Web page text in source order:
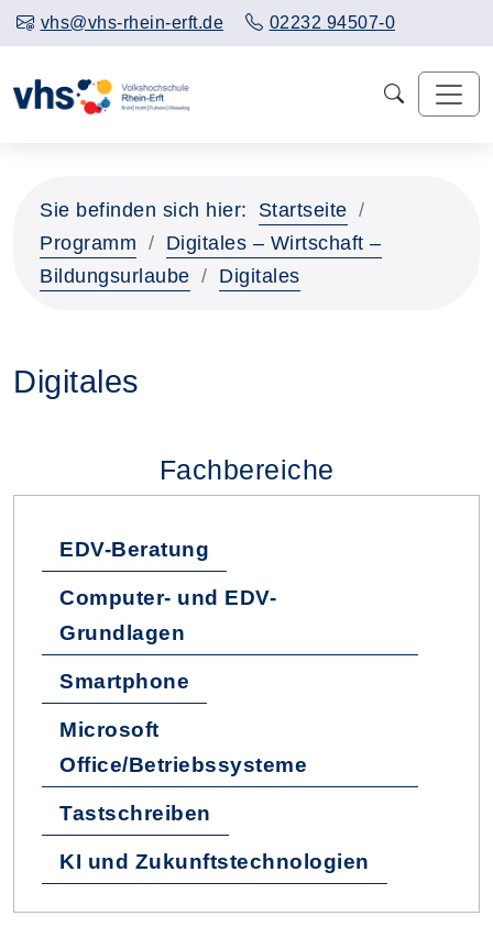
vhs@vhs-rhein-erft.de 02232 94507-0
Sie befinden sich hier:
Startseite
Programm
Digitales – Wirtschaft –
Bildungsurlaube
Digitales
Digitales
Fachbereiche
EDV-Beratung
Computer- und EDV-
Grundlagen
Smartphone
Microsoft
Office/Betriebssysteme
Tastschreiben
KI und Zukunftstechnologien